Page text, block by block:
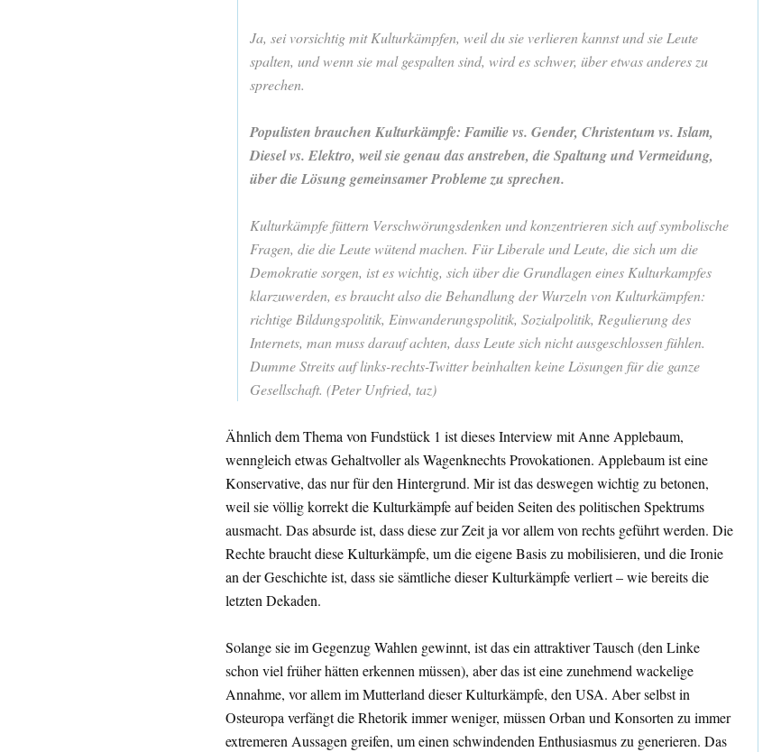
Ja, sei vorsichtig mit Kulturkämpfen, weil du sie verlieren kannst und sie Leute
spalten, und wenn sie mal gespalten sind, wird es schwer, über etwas anderes zu
sprechen.
Populisten brauchen Kulturkämpfe: Familie vs. Gender, Christentum vs. Islam,
Diesel vs. Elektro, weil sie genau das anstreben, die Spaltung und Vermeidung,
über die Lösung gemeinsamer Probleme zu sprechen.
Kulturkämpfe füttern Verschwörungsdenken und konzentrieren sich auf symbolische
Fragen, die die Leute wütend machen. Für Liberale und Leute, die sich um die
Demokratie sorgen, ist es wichtig, sich über die Grundlagen eines Kulturkampfes
klarzuwerden, es braucht also die Behandlung der Wurzeln von Kulturkämpfen:
richtige Bildungspolitik, Einwanderungspolitik, Sozialpolitik, Regulierung des
Internets, man muss darauf achten, dass Leute sich nicht ausgeschlossen fühlen.
Dumme Streits auf links-rechts-Twitter beinhalten keine Lösungen für die ganze
Gesellschaft. (Peter Unfried, taz)
Ähnlich dem Thema von Fundstück 1 ist dieses Interview mit Anne Applebaum,
wenngleich etwas Gehaltvoller als Wagenknechts Provokationen. Applebaum ist eine
Konservative, das nur für den Hintergrund. Mir ist das deswegen wichtig zu betonen,
weil sie völlig korrekt die Kulturkämpfe auf beiden Seiten des politischen Spektrums
ausmacht. Das absurde ist, dass diese zur Zeit ja vor allem von rechts geführt werden. Die
Rechte braucht diese Kulturkämpfe, um die eigene Basis zu mobilisieren, und die Ironie
an der Geschichte ist, dass sie sämtliche dieser Kulturkämpfe verliert – wie bereits die
letzten Dekaden.
Solange sie im Gegenzug Wahlen gewinnt, ist das ein attraktiver Tausch (den Linke
schon viel früher hätten erkennen müssen), aber das ist eine zunehmend wackelige
Annahme, vor allem im Mutterland dieser Kulturkämpfe, den USA. Aber selbst in
Osteuropa verfängt die Rhetorik immer weniger, müssen Orban und Konsorten zu immer
extremeren Aussagen greifen, um einen schwindenden Enthusiasmus zu generieren. Das